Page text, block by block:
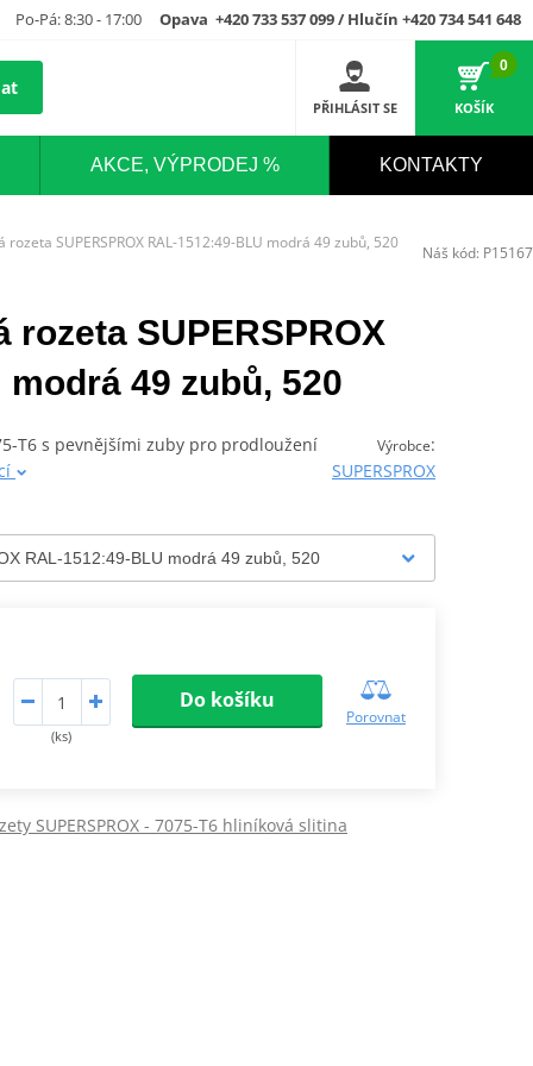
Po-Pá: 8:30 - 17:00 Opava +420 733 537 099 / Hlučín +420 734 541 648
PŘIHLÁSIT SE
0
KOŠÍK
AKCE, VÝPRODEJ % KONTAKTY
SUPERSPROX RAL-1512:49-BLU modrá 49 zubů, 520
SUPERSPROX
49 zubů, 520
Výrobce:
SUPERSPROX
T6 s pevnějšími zuby pro prodloužení
(ks)
Do košíku
Porovnat
SUPERSPROX - 7075-T6 hliníková slitina
Náš kód: P15167